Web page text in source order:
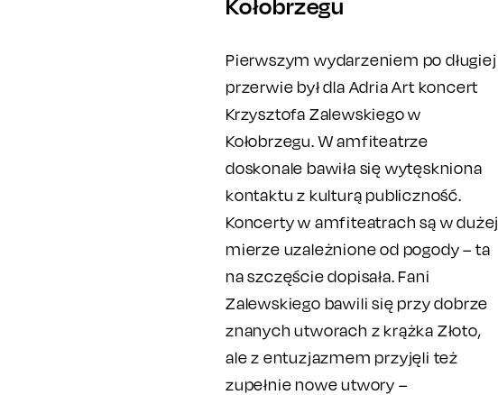
Kołobrzegu
Pierwszym wydarzeniem po długiej
przerwie był dla Adria Art koncert
Krzysztofa Zalewskiego w
Kołobrzegu. W amfiteatrze
doskonale bawiła się wytęskniona
kontaktu z kulturą publiczność.
Koncerty w amfiteatrach są w dużej
mierze uzależnione od pogody – ta
na szczęście dopisała. Fani
Zalewskiego bawili się przy dobrze
znanych utworach z krążka Złoto,
ale z entuzjazmem przyjęli też
zupełnie nowe utwory –